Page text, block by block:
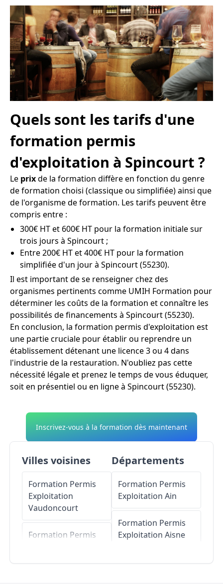
Quels sont les tarifs d'une
formation permis
d'exploitation à Spincourt ?
Le prixde la formation diffère en fonction du genre
de formation choisi (classique ou simplifiée) ainsi que
de l'organisme de formation. Les tarifs peuvent être
compris entre :
300€ HT et 600€ HT pour la formation initiale sur
trois jours à Spincourt ;
Entre 200€ HT et 400€ HT pour la formation
simplifiée d'un jour à Spincourt (55230).
Il est important de se renseigner chez des
organismes pertinents comme UMIH Formation pour
déterminer les coûts de la formation et connaître les
possibilités de financements à Spincourt (55230).
En conclusion, la formation permis d'exploitation est
une partie cruciale pour établir ou reprendre un
établissement détenant une licence 3 ou 4 dans
l'industrie de la restauration. N'oubliez pas cette
nécessité légale et prenez le temps de vous éduquer,
soit en présentiel ou en ligne à Spincourt (55230).
Inscrivez-vous à la formation dès maintenant
Villes voisines
Formation Permis
Exploitation
Vaudoncourt
Formation Permis
Départements
Formation Permis
Exploitation Ain
Formation Permis
Exploitation Aisne
Formation Permis